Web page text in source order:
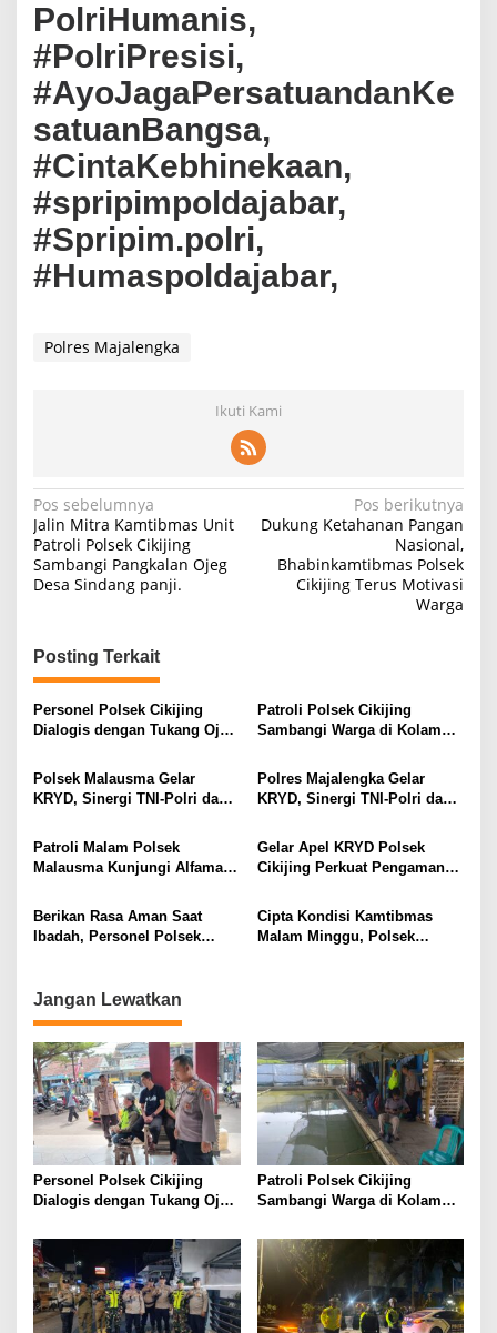
PolriHumanis,
#PolriPresisi,
#AyoJagaPersatuandanKe
satuanBangsa,
#CintaKebhinekaan,
#spripimpoldajabar,
#Spripim.polri,
#Humaspoldajabar,
Polres Majalengka
Ikuti Kami
Navigasi
pos
Pos sebelumnya
Jalin Mitra Kamtibmas Unit
Patroli Polsek Cikijing
Sambangi Pangkalan Ojeg
Desa Sindang panji.
Pos berikutnya
Dukung Ketahanan Pangan
Nasional,
Bhabinkamtibmas Polsek
Cikijing Terus Motivasi
Warga
Posting Terkait
Personel Polsek Cikijing
Dialogis dengan Tukang Ojek
Patroli Polsek Cikijing
Sambangi Warga di Kolam
Pesan Kamtibmas
Polsek Malausma Gelar
KRYD, Sinergi TNI-Polri dan
Kamtibmas
Polres Majalengka Gelar
KRYD, Sinergi TNI-Polri dan
Kamtibmas
Patroli Malam Polsek
Malausma Kunjungi Alfamart,
Imbauan Kamtibmas
Gelar Apel KRYD Polsek
Cikijing Perkuat Pengamanan
Berikan Rasa Aman Saat
Ibadah, Personel Polsek
Pasundan Eben Haezer
Cipta Kondisi Kamtibmas
Malam Minggu, Polsek
Jangan Lewatkan
Personel Polsek Cikijing
Dialogis dengan Tukang Ojek
Patroli Polsek Cikijing
Sambangi Warga di Kolam
Pesan Kamtibmas